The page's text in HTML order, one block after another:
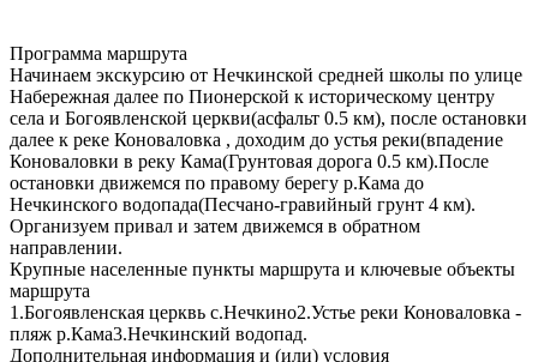
Программа маршрута
Начинаем экскурсию от Нечкинской средней школы по улице
Набережная далее по Пионерской к историческому центру
села и Богоявленской церкви(асфальт 0.5 км), после остановки
далее к реке Коноваловка , доходим до устья реки(впадение
Коноваловки в реку Кама(Грунтовая дорога 0.5 км).После
остановки движемся по правому берегу р.Кама до
Нечкинского водопада(Песчано-гравийный грунт 4 км).
Организуем привал и затем движемся в обратном
направлении.
Крупные населенные пункты маршрута и ключевые объекты
маршрута
1.Богоявленская церквь с.Нечкино2.Устье реки Коноваловка -
пляж р.Кама3.Нечкинский водопад.
Дополнительная информация и (или) условия